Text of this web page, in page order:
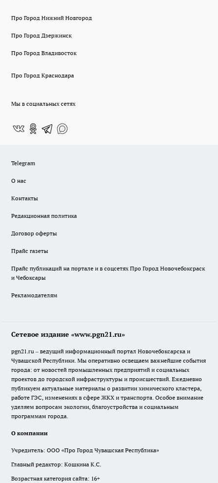
Про Город Нижний Новгород
Про Город Дзержинск
Про Город Владивосток
Про Город Краснодара
Мы в социальных сетях
Telegram
О нас
Контакты
Редакционная политика
Договор оферты
Прайс газеты
Прайс публикаций на портале и в соцсетях Про Город Новочебоксраск
и Чебоксары
Рекламодателям
Сетевое издание «www.pgn21.ru»
pgn21.ru – ведущий информационный портал Новочебоксарска и
Чувашской Республики. Мы оперативно освещаем важнейшие события
города: от новостей промышленных предприятий и социальных
проектов до городской инфраструктуры и происшествий. Ежедневно
публикуем актуальные материалы о развитии химического кластера,
работе ГЭС, изменениях в сфере ЖКХ и транспорта. Особое внимание
уделяем вопросам экологии, благоустройства и социальным
программам города.
О компании
Учредитель: ООО «Про Город Чувашская Республика»
Главный редактор: Кошкина К.С.
Возрастная категория сайта: 16+